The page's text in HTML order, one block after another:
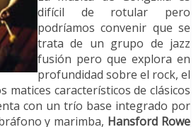
difícil de rotular pero
podríamos convenir que se
trata de un grupo de jazz
fusión pero que explora en
profundidad sobre el rock, el
matices característicos de clásicos
con un trío base integrado por
y marimba, Hansford Rowe